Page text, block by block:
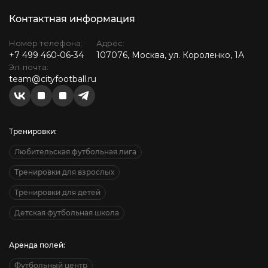
Контактная информация
Номер телефона:
+7 499 460-06-34
Эл. почта:
team@cityfootball.ru
Адрес:
107076, Москва, ул. Короленко, 1А
Тренировки:
Любительская футбольная лига
Тренировки для взрослых
Тренировки для детей
Детская футбольная школа
Аренда полей:
Футбольный центр